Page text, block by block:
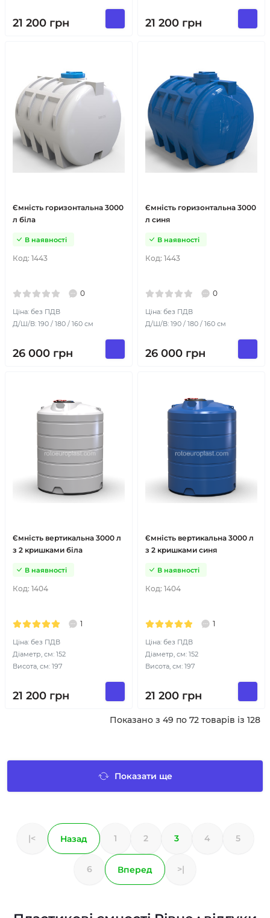
21 200 грн 21 200 грн
Ємність горизонтальна 3000
л біла
Код: 1443
В наявності
0
Ціна: без ПДВ
Д/Ш/В: 190 / 180 / 160 см
26 000 грн
Ємність горизонтальна 3000
л синя
Код: 1443
В наявності
0
Ціна: без ПДВ
Д/Ш/В: 190 / 180 / 160 см
26 000 грн
Ємність вертикальна 3000 л
з 2 кришками біла
Код: 1404
В наявності
1
Ціна: без ПДВ
Діаметр, см: 152
Висота, см: 197
21 200 грн
Ємність вертикальна 3000 л
з 2 кришками синя
Код: 1404
В наявності
1
Ціна: без ПДВ
Діаметр, см: 152
Висота, см: 197
21 200 грн
Показано з 49 по 72 товарів із 128
Показати ще
|< Назад 1 2 3 4 5
6 Вперед >|